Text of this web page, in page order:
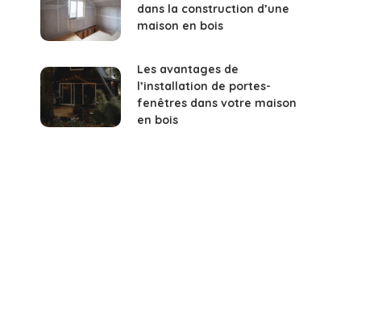
dans la construction d’une
maison en bois
Les avantages de
l’installation de portes-
fenêtres dans votre maison
en bois